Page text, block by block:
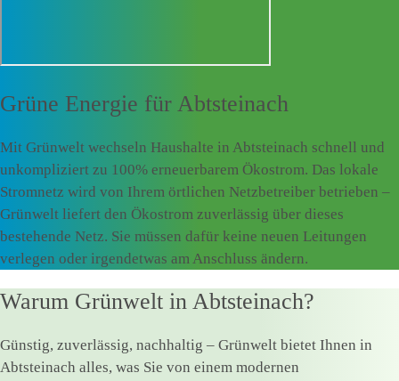
Grüne Energie für Abtsteinach
Mit Grünwelt wechseln Haushalte in Abtsteinach schnell und
unkompliziert zu 100% erneuerbarem Ökostrom. Das lokale
Stromnetz wird von Ihrem örtlichen Netzbetreiber betrieben –
Grünwelt liefert den Ökostrom zuverlässig über dieses
bestehende Netz. Sie müssen dafür keine neuen Leitungen
verlegen oder irgendetwas am Anschluss ändern.
Warum Grünwelt in Abtsteinach?
Günstig, zuverlässig, nachhaltig – Grünwelt bietet Ihnen in
Abtsteinach alles, was Sie von einem modernen